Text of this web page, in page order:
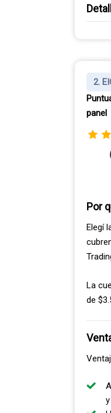
Para
Mi
Ross
30%.
2.
panel
Por
Elegí
La
de